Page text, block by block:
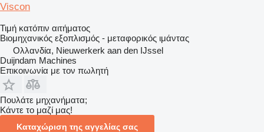
Viscon
Τιμή κατόπιν αιτήματος
Βιομηχανικός εξοπλισμός - μεταφορικός ιμάντας
Ολλανδία, Nieuwerkerk aan den IJssel
Duijndam Machines
Επικοινωνία με τον πωλητή
Πουλάτε μηχανήματα;
Κάντε το μαζί μας!
Καταχώριση της αγγελίας σας